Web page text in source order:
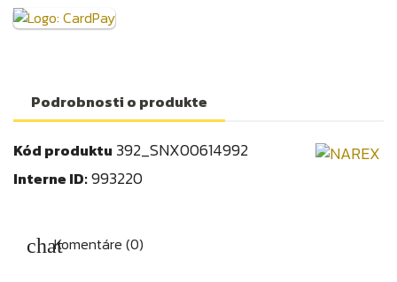
Podrobnosti o produkte
Kód produktu 392_SNX00614992
Interne ID:993220
Komentáre (0)